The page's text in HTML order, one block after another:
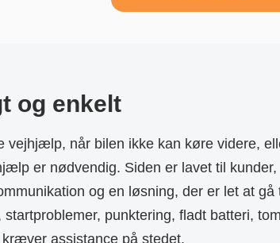
og enkelt
vejhjælp, når bilen ikke kan køre videre,
er nødvendig. Siden er lavet til kunder,
og en løsning, der er let at gå
punktering, fladt batteri, tom
assistance på stedet.